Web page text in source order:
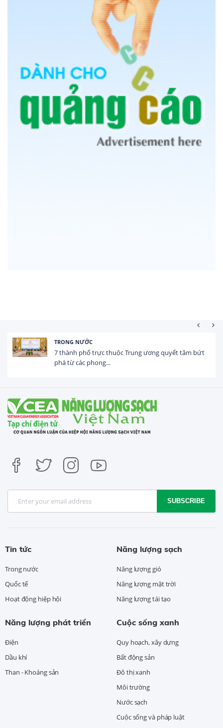
TRONG NƯỚC
7 thành phố trực thuộc Trung ương quyết tâm bứt
phá từ các phong...
SUBSCRIBE
Tin tức
Trong nước
Quốc tế
Hoạt động hiệp hội
Năng lượng sạch
Năng lượng gió
Năng lượng mặt trời
Năng lượng tái tạo
Năng lượng phát triển
Điện
Dầu khí
Than - Khoáng sản
Cuộc sống xanh
Quy hoạch, xây dựng
Bất động sản
Đô thị xanh
Môi trường
Nước sạch
Cuộc sống và pháp luật